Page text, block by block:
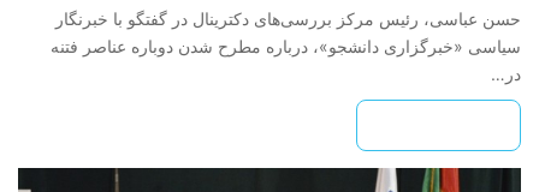
حسن عباسی، رئیس مرکز بررسی‌های دکترینال در گفتگو با خبرنگار
سیاسی «خبرگزاری دانشجو»، درباره مطرح شدن دوباره عناصر فتنه
در…